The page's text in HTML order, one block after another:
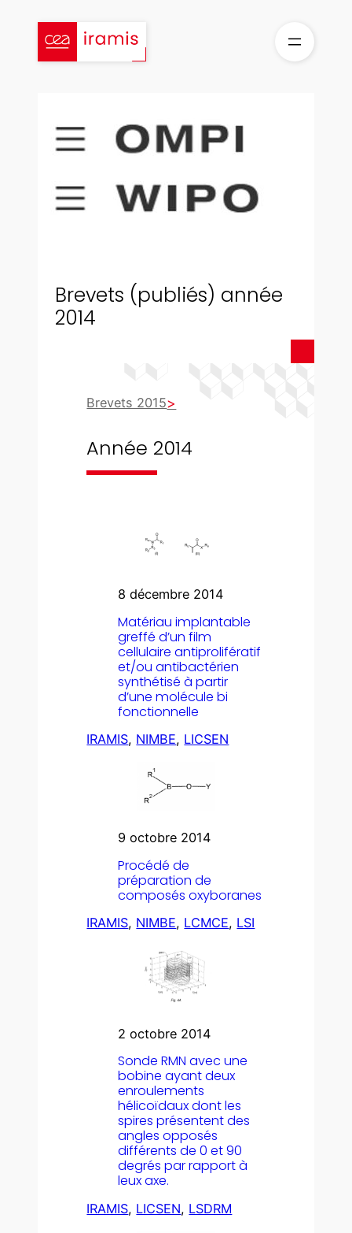
contenu
Brevets (publiés) année
2014
Brevets 2015
Année 2014
8 décembre 2014
Matériau implantable
greffé d’un film
cellulaire antiprolifératif
et/ou antibactérien
synthétisé à partir
d’une molécule bi
fonctionnelle
IRAMIS, NIMBE, LICSEN
9 octobre 2014
Procédé de
préparation de
composés oxyboranes
IRAMIS, NIMBE, LCMCE, LSI
2 octobre 2014
Sonde RMN avec une
bobine ayant deux
enroulements
hélicoïdaux dont les
spires présentent des
angles opposés
différents de 0 et 90
degrés par rapport à
leux axe.
IRAMIS, LICSEN, LSDRM